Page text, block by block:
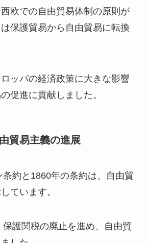
欧での自由貿易体制の原則が
保護貿易から自由貿易に転換
ッパの経済政策に大きな影響
促進に貢献しました。
貿易主義の進展
約と1860年の条約は、自由貿
ています。
護関税の廃止を進め、自由貿